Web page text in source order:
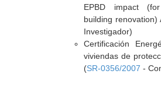
EPBD impact
building renovation)
Investigador)
Certificación
viviendas de
(SR-0356/2007 -